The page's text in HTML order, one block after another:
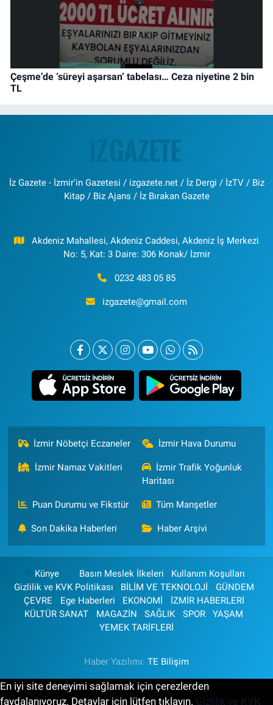
Çeşme’de ‘süreyi aşarsan’ tabelası… Ceza niyetine 2 bin
TL
İz Gazete - İzmir'in Gazetesi / izgazete.net / İz Dergi / İzTV / Biz
Kitap / Biz Ajans / İz Bırakan Gazete
Akdeniz Mahallesi, Akdeniz Caddesi, Akdeniz İş Merkezi
No: 5, Kat: 3 Daire: 306 Konak/ İzmir
0232 483 05 85
izgazete@gmail.com
İzmir Nöbetçi Eczaneler İzmir Hava Durumu
İzmir Namaz Vakitleri
İzmir Trafik Yoğunluk
Haritası
Puan Durumu ve Fikstür Tüm Manşetler
Son Dakika Haberleri Haber Arşivi
Künye Basın Meslek İlkeleri
Kullanım Koşulları
Gizlilik ve KVK Politikası
BİLİM VE TEKNOLOJİ
GÜNDEM
ÇEVRE
Ege Haberleri EKONOMİ
İZMİR HABERLERİ
KÜLTÜR SANAT
MAGAZİN SAĞLIK SPOR
YAŞAM
YEMEK TARİFLERİ
Haber Yazılımı: TE Bilişim
En iyi site deneyimi sağlamak için çerezlerden
faydalanıyoruz. Detaylar için lütfen tıklayın. Gizlilik ve KVK